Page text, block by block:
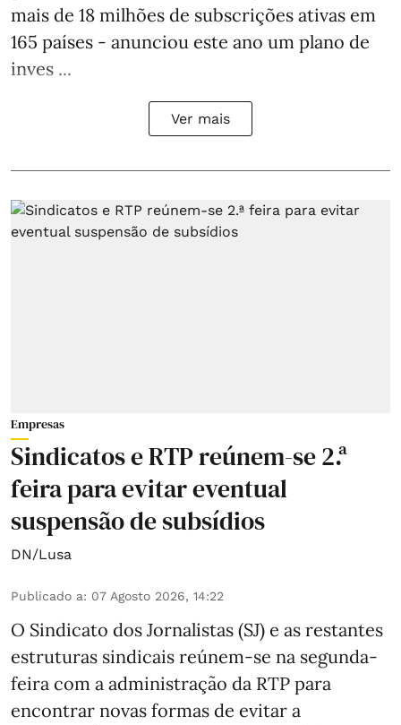
mais de 18 milhões de subscrições ativas em
165 países - anunciou este ano um plano de
inves ...
Ver mais
Empresas
Sindicatos e RTP reúnem-se 2.ª
feira para evitar eventual
suspensão de subsídios
DN/Lusa
Publicado a: 07 Agosto 2026, 14:22
O Sindicato dos Jornalistas (SJ) e as restantes
estruturas sindicais reúnem-se na segunda-
feira com a administração da RTP para
encontrar novas formas de evitar a